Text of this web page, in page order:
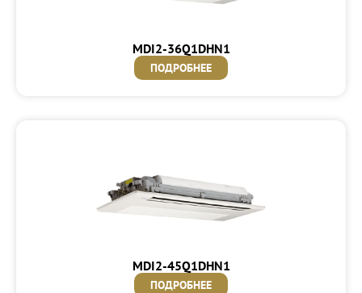
MDI2-36Q1DHN1
ПОДРОБНЕЕ
MDI2-45Q1DHN1
ПОДРОБНЕЕ